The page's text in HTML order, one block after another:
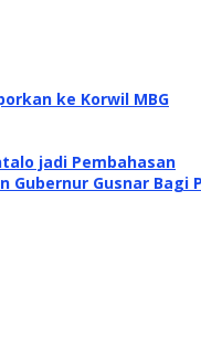
ke Korwil MBG
jadi Pembahasan
Gubernur Gusnar Bagi